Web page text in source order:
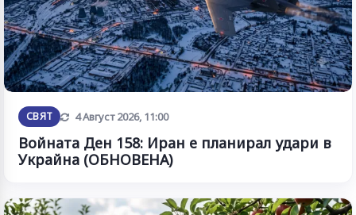
СВЯТ Обновена
4 Август 2026, 11:00
Войната Ден 158: Иран е планирал удари в
Украйна (ОБНОВЕНА)